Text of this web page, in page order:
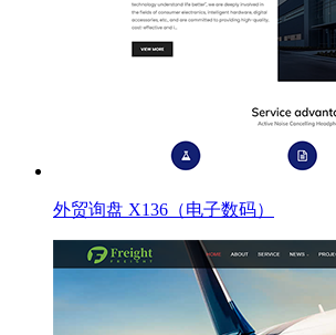
外贸询盘 X136（电子数码）